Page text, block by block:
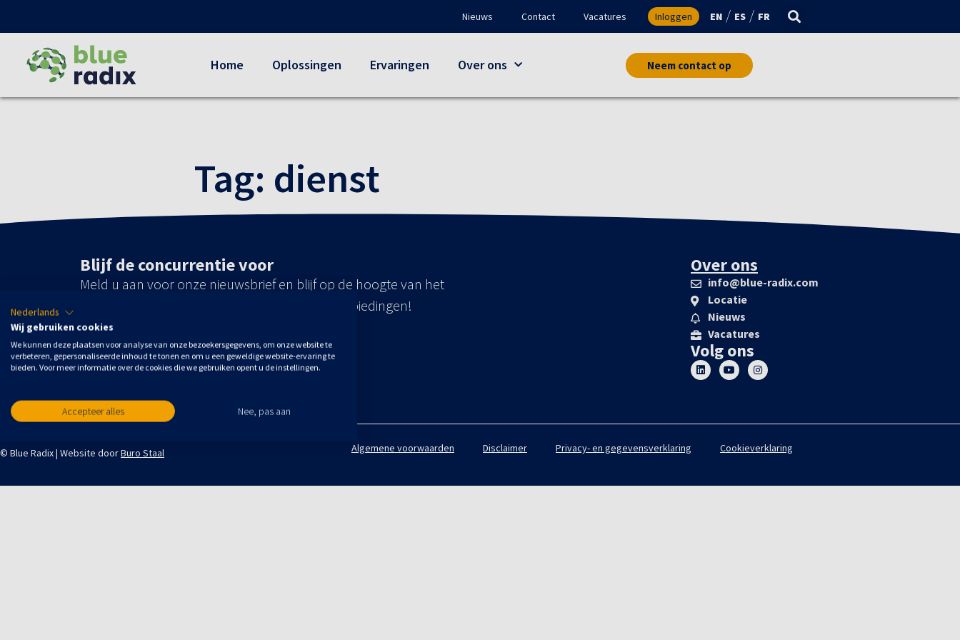
Nieuws Contact Vacatures Inloggen EN ES FR
Home Oplossingen Ervaringen Over ons Neem contact op
Tag: dienst
Blijf de concurrentie voor
Meld u aan voor onze nieuwsbrief en blijf op de hoogte van het
laatste nieuws, ontwikkelingen en speciale aanbiedingen!
Meld u aan voor updates
Over ons
info@blue-radix.com
Locatie
Nieuws
Vacatures
Volg ons
© Blue Radix | Website doorBuro Staal Algemene voorwaarden Disclaimer Privacy- en gegevensverklaring Cookieverklaring
Nederlands
Wij gebruiken cookies
We kunnen deze plaatsen voor analyse van onze bezoekersgegevens, om onze website te
verbeteren, gepersonaliseerde inhoud te tonen en om u een geweldige website-ervaring te
bieden. Voor meer informatie over de cookies die we gebruiken opent u de instellingen.
Accepteer alles Nee, pas aan